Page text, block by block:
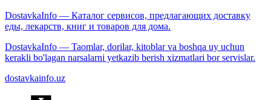
DostavkaInfo — Каталог сервисов, предлагающих доставку
еды, лекарств, книг и товаров для дома.
DostavkaInfo — Taomlar, dorilar, kitoblar va boshqa uy uchun
kerakli bo'lagan narsalarni yetkazib berish xizmatlari bor servislar.
dostavkainfo.uz